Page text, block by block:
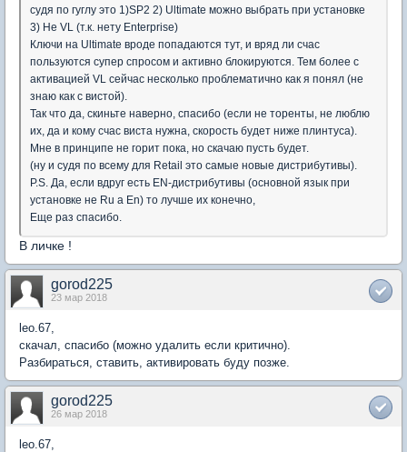
судя по гуглу это 1)SP2 2) Ultimate можно выбрать при установке
3) Не VL (т.к. нету Enterprise)
Ключи на Ultimate вроде попадаются тут, и вряд ли счас
пользуются супер спросом и активно блокируются. Тем более с
активацией VL сейчас несколько проблематично как я понял (не
знаю как с вистой).
Так что да, скиньте наверно, спасибо (если не торенты, не люблю
их, да и кому счас виста нужна, скорость будет ниже плинтуса).
Мне в принципе не горит пока, но скачаю пусть будет.
(ну и судя по всему для Retail это самые новые дистрибутивы).
P.S. Да, если вдруг есть EN-дистрибутивы (основной язык при
установке не Ru а En) то лучше их конечно,
Еще раз спасибо.
В личке !
gorod225
23 мар 2018
leo.67,
скачал, спасибо (можно удалить если критично).
Разбираться, ставить, активировать буду позже.
gorod225
26 мар 2018
leo.67,